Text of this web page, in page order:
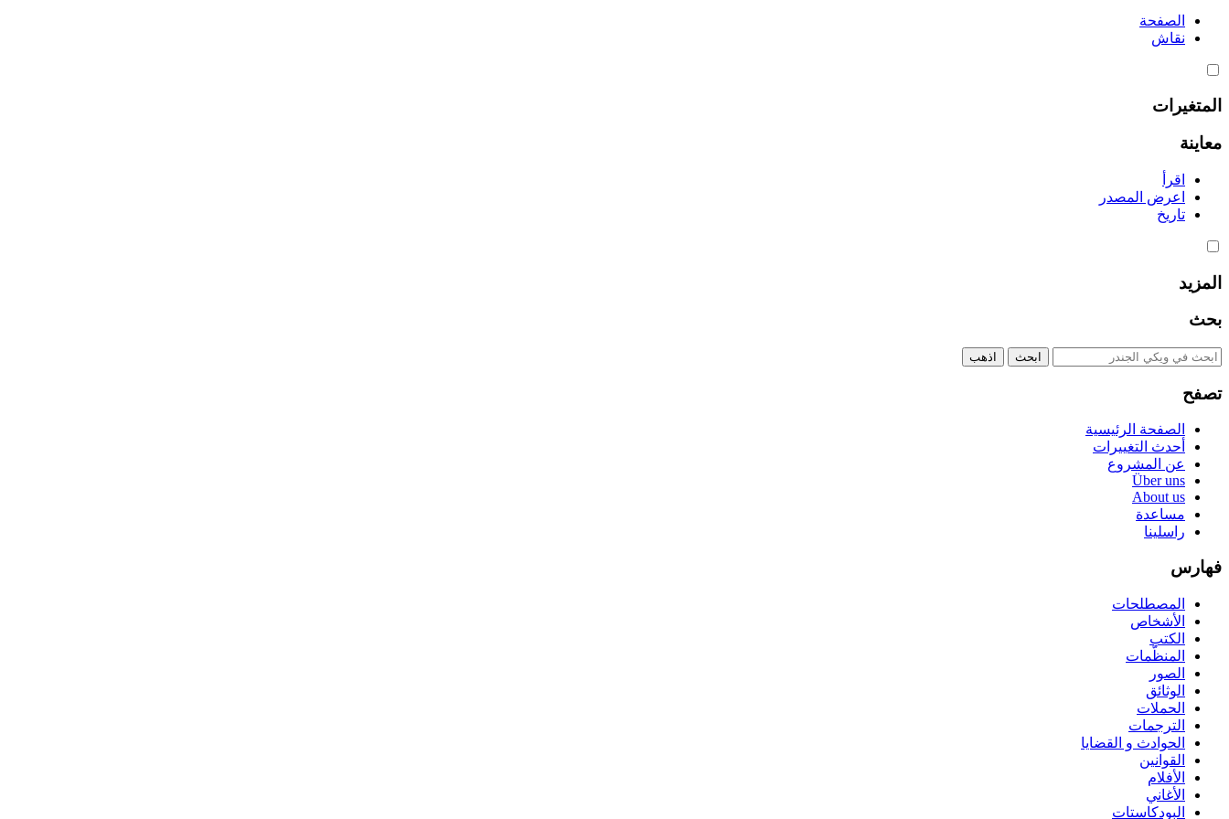
الصفحة
نقاش
المتغيرات
معاينة
اقرأ
اعرض المصدر
تاريخ
المزيد
بحث
تصفح
الصفحة الرئيسية
أحدث التغييرات
عن المشروع
Über uns
About us
مساعدة
راسلينا
فهارس
المصطلحات
الأشخاص
الكتب
المنظّمات
الصور
الوثائق
الحملات
الترجمات
الحوادث و القضايا
القوانين
الأفلام
الأغاني
البودكاستات